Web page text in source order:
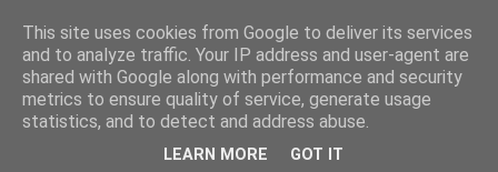
KaPa. Me without you...tea
without a biscuit!
This site uses cookies from Google to deliver its services
and to analyze traffic. Your IP address and user-agent are
shared with Google along with performance and security
metrics to ensure quality of service, generate usage
statistics, and to detect and address abuse.
LEARN MORE GOT IT